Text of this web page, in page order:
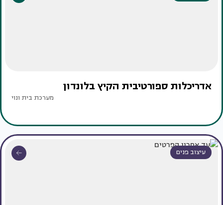
אדריכלות ספורטיבית הקיץ בלונדון
מערכת בית ונוי
עיצוב פנים